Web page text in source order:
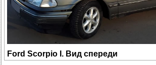
Ford Scorpio I. Вид спереди